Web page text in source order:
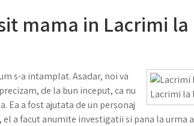
mama in Lacrimi la
Lacrimi la
s-a intamplat. Asadar, noi va
de la bun inceput, ca nu
Ea a fost ajutata de un personaj
el a facut anumite investigatii si pana la urma